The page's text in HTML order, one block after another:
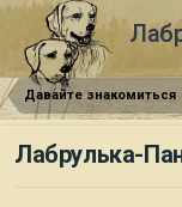
Давайте знакомиться
Лабрулька-